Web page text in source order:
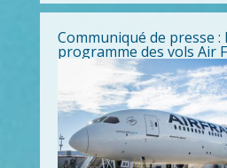
Communiqué de presse :
programme des vols Air